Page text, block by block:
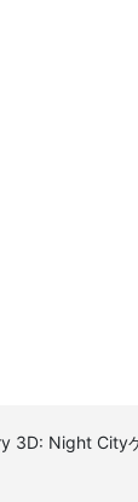
3D: Night City